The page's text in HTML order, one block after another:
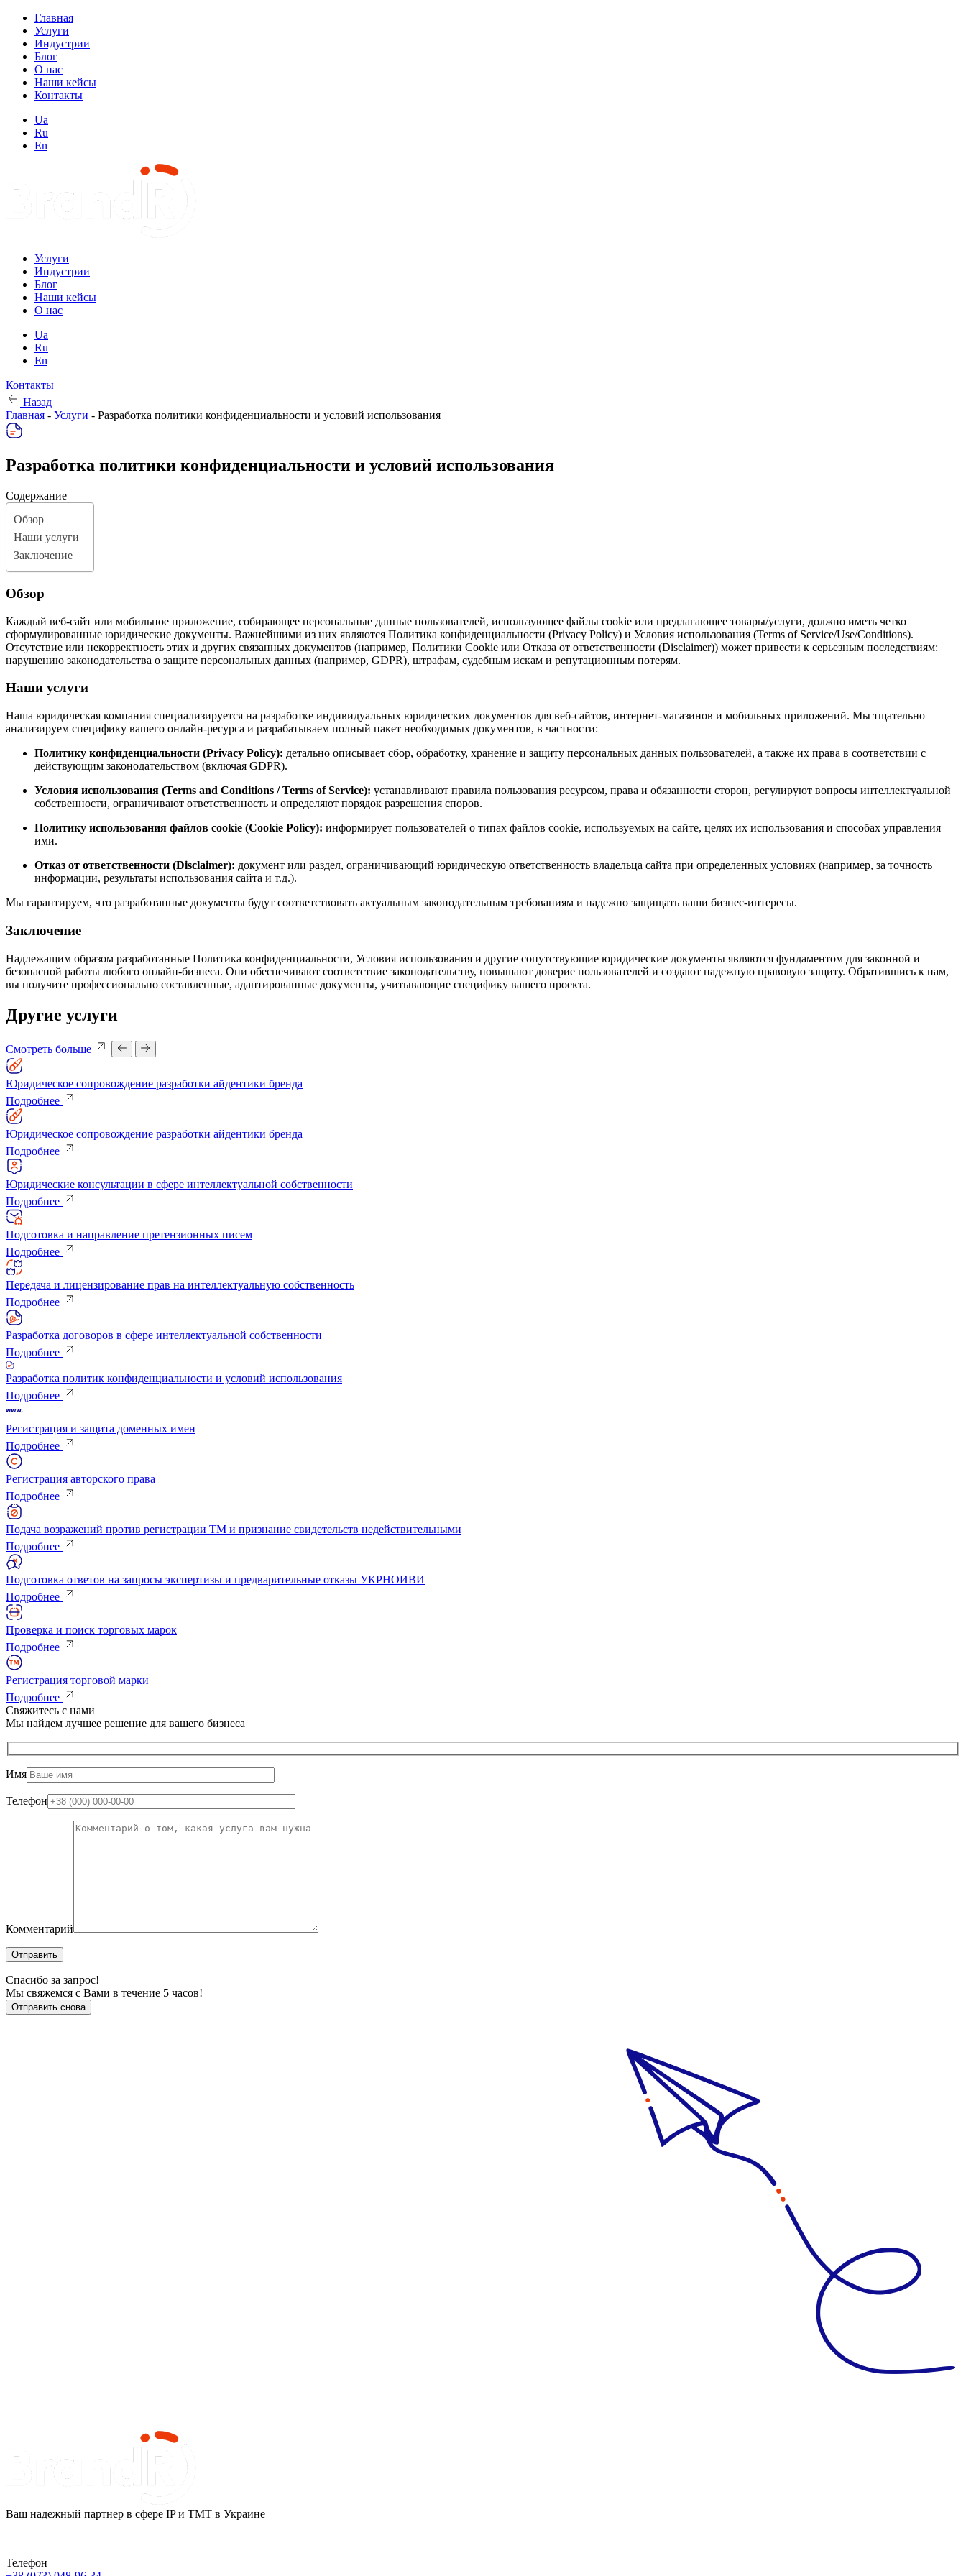
Главная
Услуги
Индустрии
Блог
О нас
Наши кейсы
Контакты
Ua
Ru
En
Услуги
Индустрии
Блог
Наши кейсы
О нас
Ua
Ru
En
Контакты
Назад
Главная - Услуги - Разработка политики конфиденциальности и условий использования
Разработка политики конфиденциальности и условий использования
Содержание
Обзор
Наши услуги
Заключение
Обзор
Каждый веб-сайт или мобильное приложение, собирающее персональные данные пользователей, использующее файлы cookie или предлагающее товары/услуги, должно иметь четко
сформулированные юридические документы. Важнейшими из них являются Политика конфиденциальности (Privacy Policy) и Условия использования (Terms of Service/Use/Conditions).
Отсутствие или некорректность этих и других связанных документов (например, Политики Cookie или Отказа от ответственности (Disclaimer)) может привести к серьезным последствиям:
нарушению законодательства о защите персональных данных (например, GDPR), штрафам, судебным искам и репутационным потерям.
Наши услуги
Наша юридическая компания специализируется на разработке индивидуальных юридических документов для веб-сайтов, интернет-магазинов и мобильных приложений. Мы тщательно
анализируем специфику вашего онлайн-ресурса и разрабатываем полный пакет необходимых документов, в частности:
Политику конфиденциальности (Privacy Policy): детально описывает сбор, обработку, хранение и защиту персональных данных пользователей, а также их права в соответствии с
действующим законодательством (включая GDPR).
Условия использования (Terms and Conditions / Terms of Service): устанавливают правила пользования ресурсом, права и обязанности сторон, регулируют вопросы интеллектуальной
собственности, ограничивают ответственность и определяют порядок разрешения споров.
Политику использования файлов cookie (Cookie Policy): информирует пользователей о типах файлов cookie, используемых на сайте, целях их использования и способах управления
ими.
Отказ от ответственности (Disclaimer): документ или раздел, ограничивающий юридическую ответственность владельца сайта при определенных условиях (например, за точность
информации, результаты использования сайта и т.д.).
Мы гарантируем, что разработанные документы будут соответствовать актуальным законодательным требованиям и надежно защищать ваши бизнес-интересы.
Заключение
Надлежащим образом разработанные Политика конфиденциальности, Условия использования и другие сопутствующие юридические документы являются фундаментом для законной и
безопасной работы любого онлайн-бизнеса. Они обеспечивают соответствие законодательству, повышают доверие пользователей и создают надежную правовую защиту. Обратившись к нам,
вы получите профессионально составленные, адаптированные документы, учитывающие специфику вашего проекта.
Другие услуги
Смотреть больше
Юридическое сопровождение разработки айдентики бренда
Подробнее
Юридическое сопровождение разработки айдентики бренда
Подробнее
Юридические консультации в сфере интеллектуальной собственности
Подробнее
Подготовка и направление претензионных писем
Подробнее
Передача и лицензирование прав на интеллектуальную собственность
Подробнее
Разработка договоров в сфере интеллектуальной собственности
Подробнее
Разработка политик конфиденциальности и условий использования
Подробнее
Регистрация и защита доменных имен
Подробнее
Регистрация авторского права
Подробнее
Подача возражений против регистрации ТМ и признание свидетельств недействительными
Подробнее
Подготовка ответов на запросы экспертизы и предварительные отказы УКРНОИВИ
Подробнее
Проверка и поиск торговых марок
Подробнее
Регистрация торговой марки
Подробнее
Свяжитесь с нами
Мы найдем лучшее решение для вашего бизнеса
Имя
Телефон
Комментарий
Отправить
Спасибо за запрос!
Мы свяжемся с Вами в течение 5 часов!
Отправить снова
Ваш надежный партнер в сфере IP и ТМТ в Украине
Телефон